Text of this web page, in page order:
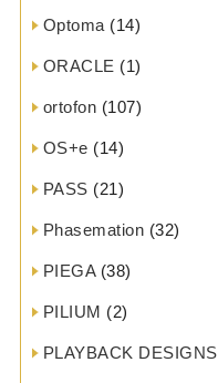
Optoma (14)
ORACLE (1)
ortofon (107)
OS+e (14)
PASS (21)
Phasemation (32)
PIEGA(38)
PILIUM (2)
PLAYBACK DESIGNS